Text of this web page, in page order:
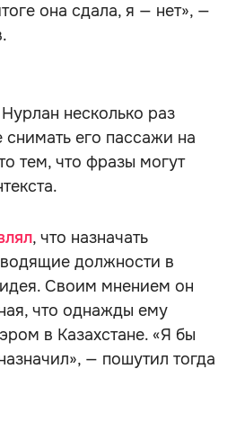
она сдала, я — нет», —
несколько раз
снимать его пассажи на
тем, что фразы могут
, что назначать
должности в
Своим мнением он
что однажды ему
в Казахстане. «Я бы
— пошутил тогда